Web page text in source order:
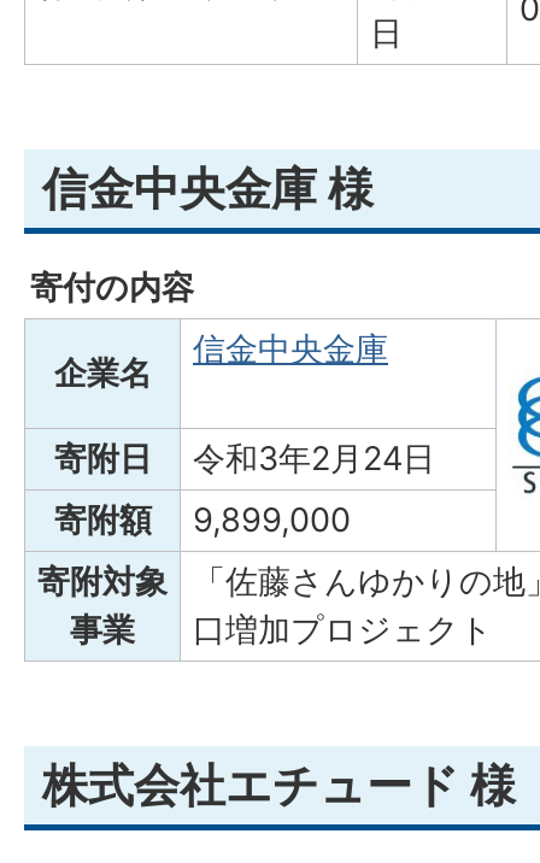
日
信金中央金庫 様
寄付の内容
企業名
信金中央金庫
寄附日
令和3年2月24日
寄附額
9,899,000
寄附対象
事業
「佐藤さんゆかりの
口増加プロジェクト
株式会社エチュード 様